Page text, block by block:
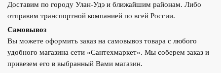
Доставим по городу Улан-Удэ и ближайшим районам. Либо
отправим транспортной компанией по всей России.
Самовывоз
Вы можете оформить заказ на самовывоз товара с любого
удобного магазина сети «Сантехмаркет». Мы соберем заказ и
привезем его в выбранный Вами магазин.